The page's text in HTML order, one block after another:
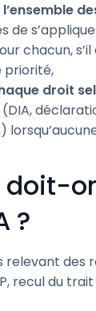
de
chacun,
priorité,
droit
(DIA,
doit-
?
relevant des
recul du